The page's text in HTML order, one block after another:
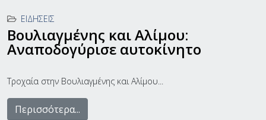
ΕΙΔΉΣΕΙΣ
Βουλιαγμένης και Αλίμου:
Αναποδογύρισε αυτοκίνητο
Τροχαία στην Βουλιαγμένης και Αλίμου...
Περισσότερα...